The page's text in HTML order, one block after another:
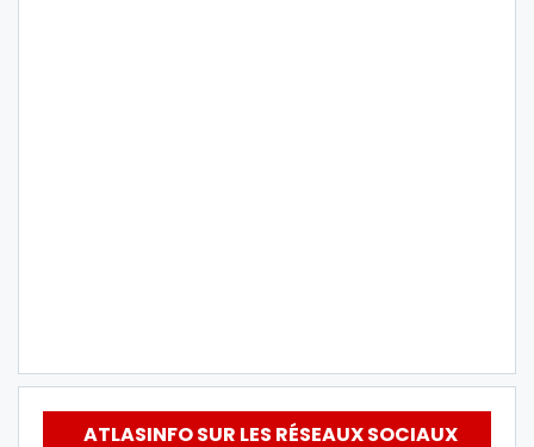
ATLASINFO SUR LES RÉSEAUX SOCIAUX